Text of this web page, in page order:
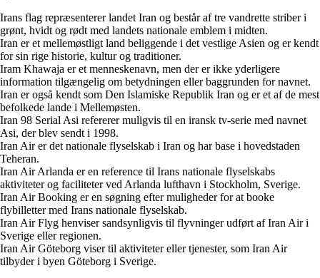
Irans flag repræsenterer landet Iran og består af tre vandrette striber i
grønt, hvidt og rødt med landets nationale emblem i midten.
Iran er et mellemøstligt land beliggende i det vestlige Asien og er kendt
for sin rige historie, kultur og traditioner.
Iram Khawaja er et menneskenavn, men der er ikke yderligere
information tilgængelig om betydningen eller baggrunden for navnet.
Iran er også kendt som Den Islamiske Republik Iran og er et af de mest
befolkede lande i Mellemøsten.
Iran 98 Serial Asi refererer muligvis til en iransk tv-serie med navnet
Asi, der blev sendt i 1998.
Iran Air er det nationale flyselskab i Iran og har base i hovedstaden
Teheran.
Iran Air Arlanda er en reference til Irans nationale flyselskabs
aktiviteter og faciliteter ved Arlanda lufthavn i Stockholm, Sverige.
Iran Air Booking er en søgning efter muligheder for at booke
flybilletter med Irans nationale flyselskab.
Iran Air Flyg henviser sandsynligvis til flyvninger udført af Iran Air i
Sverige eller regionen.
Iran Air Göteborg viser til aktiviteter eller tjenester, som Iran Air
tilbyder i byen Göteborg i Sverige.